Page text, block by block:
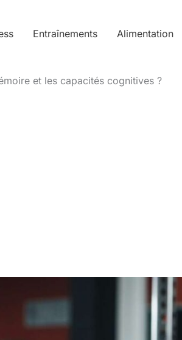
Entraînements Alimentation
et les capacités cognitives ?